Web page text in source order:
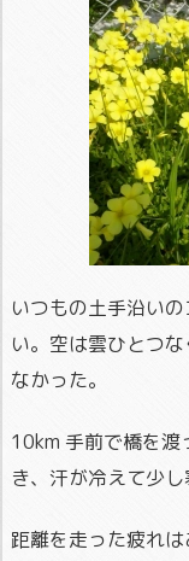
いつもの土手沿い
い。空は雲ひとつ
なかった。
10km 手前で橋を渡
き、汗が冷えて少し
距離を走った疲れ